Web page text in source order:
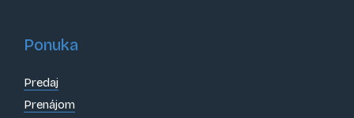
Ponuka
Predaj
Prenájom